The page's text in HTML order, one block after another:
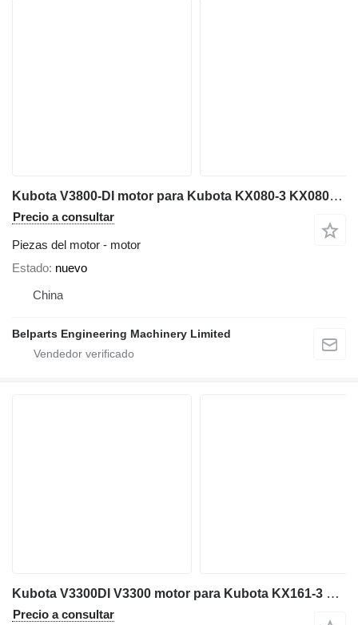
Kubota V3800-DI motor para Kubota KX080-3 KX080-4 KX080-3S miniexcavadora
Precio a consultar
Piezas del motor - motor
Estado nuevo
China
Belparts Engineering Machinery Limited
Kubota V3300DI V3300 motor para Kubota KX161-3 KX163-5 U50-3 U55-4 miniexcavadora
Precio a consultar